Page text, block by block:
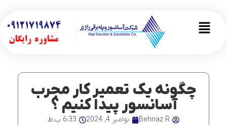
Main
چگونه یک تعمیر کار مجرب
آسانسور پیدا کنیم ؟
Behnaz R نوامبر 4, 2024 6:33 ب.ظ